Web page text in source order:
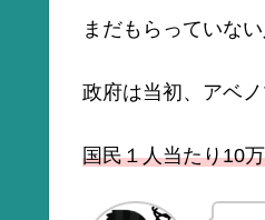
まだもらっていな
政府は当初、アベ
国民１人当たり10